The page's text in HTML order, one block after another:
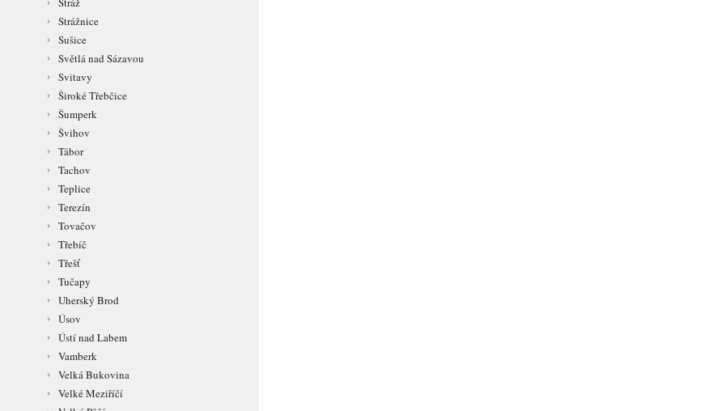
Strážnice
Sušice
Světlá nad Sázavou
Svitavy
Široké Třebčice
Šumperk
Švihov
Tábor
Tachov
Teplice
Terezín
Tovačov
Třebíč
Třešť
Tučapy
Uherský Brod
Úsov
Ústí nad Labem
Vamberk
Velká Bukovina
Velké Meziříčí